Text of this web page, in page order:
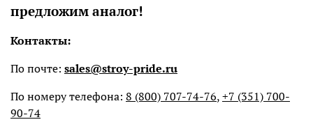
предложим аналог!
Контакты:
По почте: sales@stroy-pride.ru
По номеру телефона: 8 (800) 707-74-76,+7 (351) 700-
90-74